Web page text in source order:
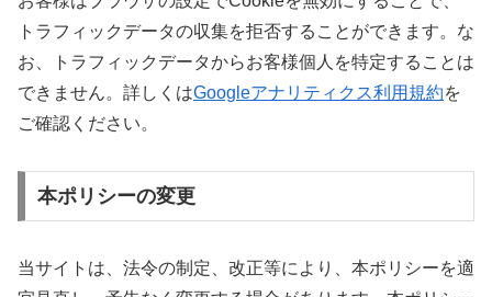
トラフィックデータの収集を拒否することができます。な
お、トラフィックデータからお客様個人を特定することは
できません。詳しくはGoogleアナリティクス利用規約を
ご確認ください。
本ポリシーの変更
当サイトは、法令の制定、改正等により、本ポリシーを適